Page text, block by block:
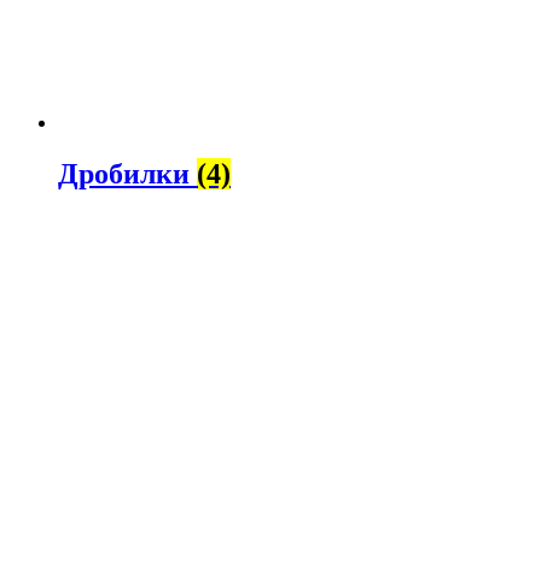
Дробилки (4)